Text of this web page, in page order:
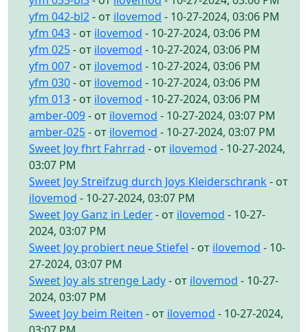
yfm 042-bl2- от ilovemod - 10-27-2024, 03:06 PM
yfm 043- от ilovemod - 10-27-2024, 03:06 PM
yfm 025- от ilovemod - 10-27-2024, 03:06 PM
yfm 007- от ilovemod - 10-27-2024, 03:06 PM
yfm 030- от ilovemod - 10-27-2024, 03:06 PM
yfm 013- от ilovemod - 10-27-2024, 03:06 PM
amber-009- от ilovemod - 10-27-2024, 03:07 PM
amber-025- от ilovemod - 10-27-2024, 03:07 PM
Sweet Joy fhrt Fahrrad - от ilovemod - 10-27-2024,
03:07 PM
Sweet Joy Streifzug durch Joys Kleiderschrank - от
ilovemod - 10-27-2024, 03:07 PM
Sweet Joy Ganz in Leder- от ilovemod - 10-27-
2024, 03:07 PM
Sweet Joy probiert neue Stiefel - от ilovemod - 10-
27-2024, 03:07 PM
Sweet Joy als strenge Lady- от ilovemod - 10-27-
2024, 03:07 PM
Sweet Joy beim Reiten - от ilovemod - 10-27-2024,